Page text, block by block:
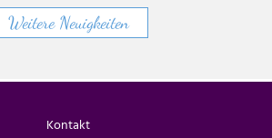
Weitere Neuigkeiten
Kontakt